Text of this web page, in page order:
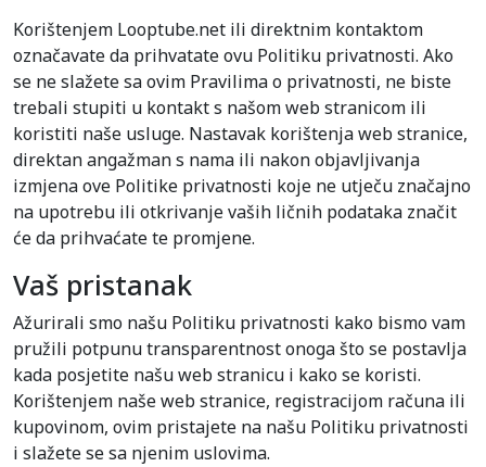
Korištenjem Looptube.net ili direktnim kontaktom
označavate da prihvatate ovu Politiku privatnosti. Ako
se ne slažete sa ovim Pravilima o privatnosti, ne biste
trebali stupiti u kontakt s našom web stranicom ili
koristiti naše usluge. Nastavak korištenja web stranice,
direktan angažman s nama ili nakon objavljivanja
izmjena ove Politike privatnosti koje ne utječu značajno
na upotrebu ili otkrivanje vaših ličnih podataka značit
će da prihvaćate te promjene.
Vaš pristanak
Ažurirali smo našu Politiku privatnosti kako bismo vam
pružili potpunu transparentnost onoga što se postavlja
kada posjetite našu web stranicu i kako se koristi.
Korištenjem naše web stranice, registracijom računa ili
kupovinom, ovim pristajete na našu Politiku privatnosti
i slažete se sa njenim uslovima.